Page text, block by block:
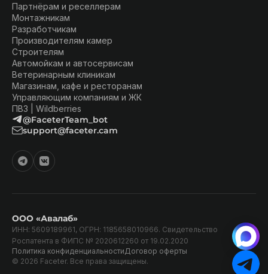
Партнёрам и реселлерам
Монтажникам
Разработчикам
Производителям камер
Строителям
Автомойкам и автосервисам
Ветеринарным клиникам
Магазинам, кафе и ресторанам
Управляющим компаниям и ЖК
ПВЗ | Wildberries
@FaceterTeam_bot
support@faceter.cam
ООО «Авалаб»
ИНН: 5609189961, ОГРН: 1185658010966. Свидетельство
Роспатента в ФИПС № 2020612260 от 19.02.2020
Политика конфиденциальности Договор оферты
© 2026 Faceter. Все права защищены.